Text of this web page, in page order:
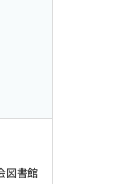
図書館